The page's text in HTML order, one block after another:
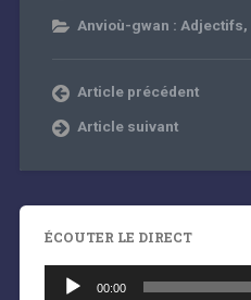
Anvioù-gwan : Adjectifs,
Article précédent
Article suivant
ÉCOUTER LE DIRECT
audio
00:00